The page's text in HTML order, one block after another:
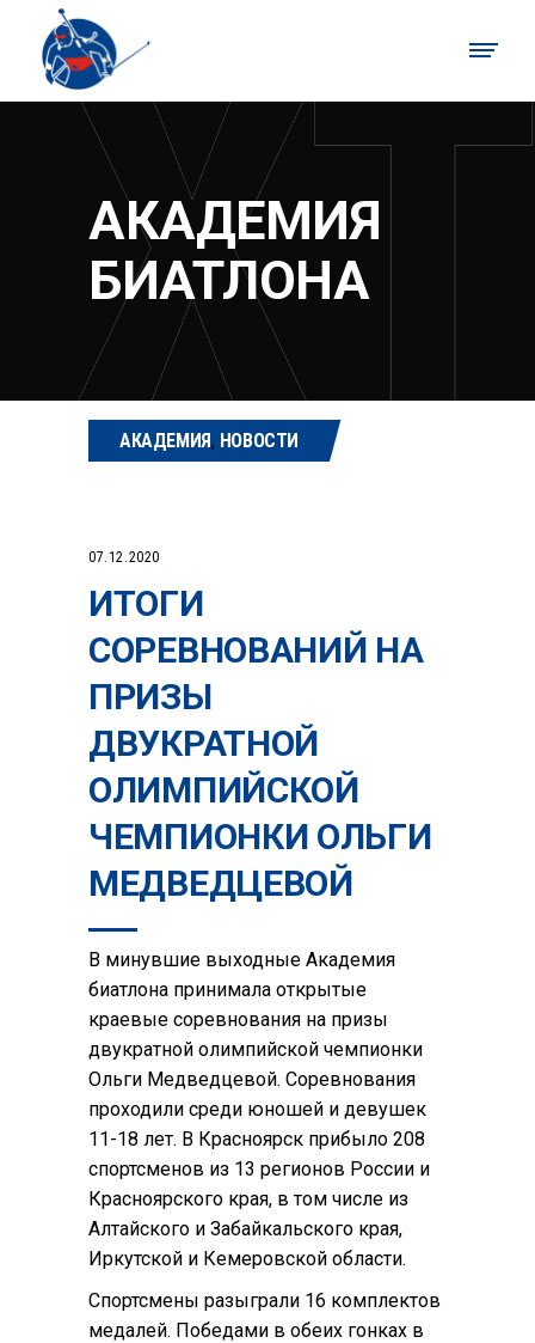
АКАДЕМИЯ
БИАТЛОНА
АКАДЕМИЯ, НОВОСТИ
07.12.2020
ИТОГИ
СОРЕВНОВАНИЙ НА
ПРИЗЫ
ДВУКРАТНОЙ
ОЛИМПИЙСКОЙ
ЧЕМПИОНКИ ОЛЬГИ
МЕДВЕДЦЕВОЙ
В минувшие выходные Академия
биатлона принимала открытые
краевые соревнования на призы
двукратной олимпийской чемпионки
Ольги Медведцевой. Соревнования
проходили среди юношей и девушек
11-18 лет. В Красноярск прибыло 208
спортсменов из 13 регионов России и
Красноярского края, в том числе из
Алтайского и Забайкальского края,
Иркутской и Кемеровской области.
Спортсмены разыграли 16 комплектов
медалей. Победами в обеих гонках в